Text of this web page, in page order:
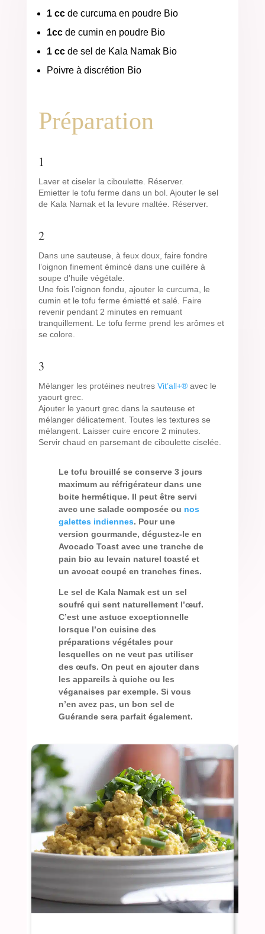
1 ccde curcuma en poudre Bio
1ccde cumin en poudre Bio
1 ccde sel de Kala Namak Bio
Poivre à discrétion Bio
Préparation
1
Laver et ciseler la ciboulette. Réserver.
Emietter le tofu ferme dans un bol. Ajouter le sel
de Kala Namak et la levure maltée. Réserver.
2
Dans une sauteuse, à feux doux, faire fondre
l’oignon finement émincé dans une cuillère à
soupe d’huile végétale.
Une fois l’oignon fondu, ajouter le curcuma, le
cumin et le tofu ferme émietté et salé. Faire
revenir pendant 2 minutes en remuant
tranquillement. Le tofu ferme prend les arômes et
se colore.
3
Mélanger les protéines neutres Vit’all+®avec le
yaourt grec.
Ajouter le yaourt grec dans la sauteuse et
mélanger délicatement. Toutes les textures se
mélangent. Laisser cuire encore 2 minutes.
Servir chaud en parsemant de ciboulette ciselée.
Le tofu brouillé se conserve 3 jours
maximum au réfrigérateur dans une
boite hermétique. Il peut être servi
avec une salade composée ou nos
galettes indiennes. Pour une
version gourmande, dégustez-le en
Avocado Toast avec une tranche de
pain bio au levain naturel toasté et
un avocat coupé en tranches fines.
Le sel de Kala Namak est un sel
soufré qui sent naturellement l’œuf.
C’est une astuce exceptionnelle
lorsque l’on cuisine des
préparations végétales pour
lesquelles on ne veut pas utiliser
des œufs. On peut en ajouter dans
les appareils à quiche ou les
véganaises par exemple. Si vous
n’en avez pas, un bon sel de
Guérande sera parfait également.